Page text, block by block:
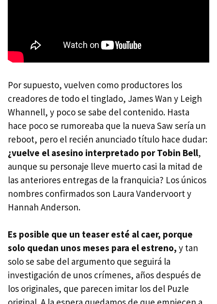
Por supuesto, vuelven como productores los
creadores de todo el tinglado, James Wan y Leigh
Whannell, y poco se sabe del contenido. Hasta
hace poco se rumoreaba que la nueva Saw sería un
reboot, pero el recién anunciado título hace dudar:
¿vuelve el asesino interpretado por Tobin Bell,
aunque su personaje lleve muerto casi la mitad de
las anteriores entregas de la franquicia? Los únicos
nombres confirmados son Laura Vandervoort y
Hannah Anderson.
Es posible que un teaser esté al caer, porque
solo quedan unos meses para el estreno, y tan
solo se sabe del argumento que seguirá la
investigación de unos crímenes, años después de
los originales, que parecen imitar los del Puzle